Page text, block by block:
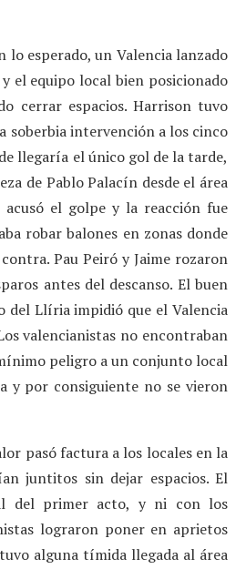
lo esperado, un Valencia lanzado
el equipo local bien posicionado
cerrar espacios. Harrison tuvo
soberbia intervención a los cinco
llegaría el único gol de la tarde,
de Pablo Palacín desde el área
el golpe y la reacción fue
robar balones en zonas donde
Pau Peiró y Jaime rozaron
antes del descanso. El buen
del Llíria impidió que el Valencia
valencianistas no encontraban
peligro a un conjunto local
y por consiguiente no se vieron
pasó factura a los locales en la
juntitos sin dejar espacios. El
del primer acto, y ni con los
lograron poner en aprietos
alguna tímida llegada al área